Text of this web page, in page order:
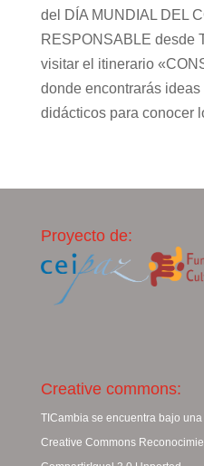
del DÍA MUNDIAL DEL
RESPONSABLE desde
visitar el itinerario
donde encontrarás
didácticos para conocer
Proyecto de:
Creative commons:
TICambia se encuentra bajo
Creative Commons